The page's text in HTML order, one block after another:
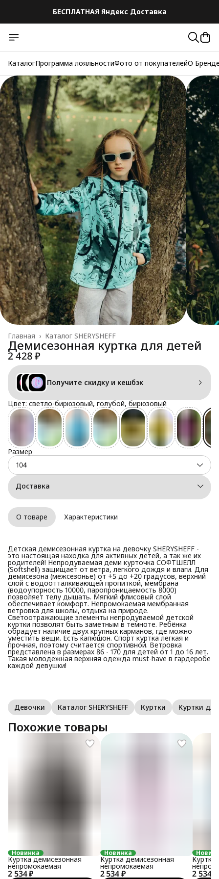
БЕСПЛАТНАЯ Яндекс Доставка
КаталогПрограмма лояльностиФото от покупателейО
Каталог SHERYSHEFF
Главная ›
Демисезонная куртка для детей
2 428 ₽
Получите скидку и кешбэк
Цвет: светло-бирюзовый, голубой, бирюзовый
Размер
104
Доставка
О товаре Характеристики
Детская демисезонная куртка на девочку SHERYSHEFF -
это настоящая находка для активных детей, а так же их
родителей! Непродуваемая деми курточка СОФТШЕЛЛ
(Softshell) защищает от ветра, легкого дождя и влаги. Для
демисезона (межсезонье) от +5 до +20 градусов, верхний
слой с водоотталкивающей пропиткой, мембрана
(водоупорность 10000, паропроницаемость 8000)
позволяет телу дышать. Мягкий флисовый слой
обеспечивает комфорт. Непромокаемая мембранная
ветровка для школы, отдыха на природе.
Светоотражающие элементы непродуваемой детской
куртки позволят быть заметным в темноте. Ребёнка
обрадует наличие двух крупных карманов, где можно
уместить вещи. Есть капюшон. Спорт куртка легкая и
прочная, поэтому считается спортивной. Ветровка
представлена в размерах 86 - 170 для детей от 1 до 16 лет.
Такая молодежная верхняя одежда must-have в гардеробе
каждой девушки!
Девочки Каталог SHERYSHEFF Куртки Куртки
Похожие товары
Новинка
2 534 ₽
Куртка демисезонная
непромокаемая
Новинка
2 534 ₽
Куртка демисезонная
непромокаемая
2 534 ₽
Куртка